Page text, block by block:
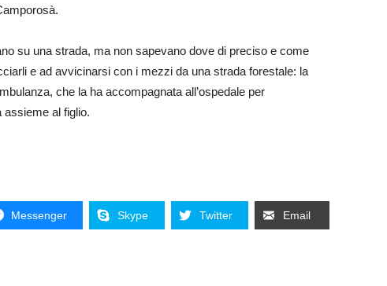
su una strada, ma non sapevano dove di preciso e come
e ad avvicinarsi con i mezzi da una strada forestale: la
che la ha accompagnata all’ospedale per
assieme al figlio.
Messenger Skype Twitter Email